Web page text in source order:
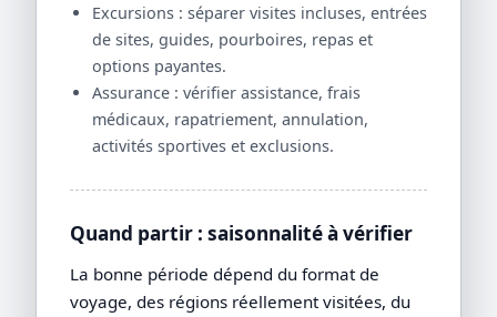
Excursions : séparer visites incluses, entrées
de sites, guides, pourboires, repas et
options payantes.
Assurance : vérifier assistance, frais
médicaux, rapatriement, annulation,
activités sportives et exclusions.
Quand partir : saisonnalité à vérifier
La bonne période dépend du format de
voyage, des régions réellement visitées, du